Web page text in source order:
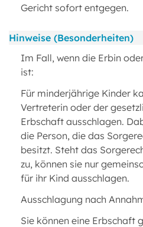
Gericht sofort entgegen.
Hinweise (Besonderheiten)
Im Fall, wenn die Erbin
ist:
Für minderjährige Kinder
Vertreterin oder der
Erbschaft ausschlagen.
die Person, die das
besitzt. Steht das
zu, können sie nur
für ihr Kind ausschlagen.
Ausschlagung nach
Sie können eine Erbschaft